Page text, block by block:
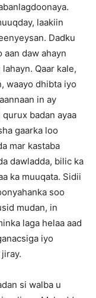
laakiin
Dadku
aan daw ahayn
Qaar kale,
waayo dhibta iyo
in ay
badan ayaa
gaarka loo
mar kastaba
dawladda, bilic ka
ka muuqata. Sidii
soo
mudan, in
laga helaa aad
iyo
si walba u